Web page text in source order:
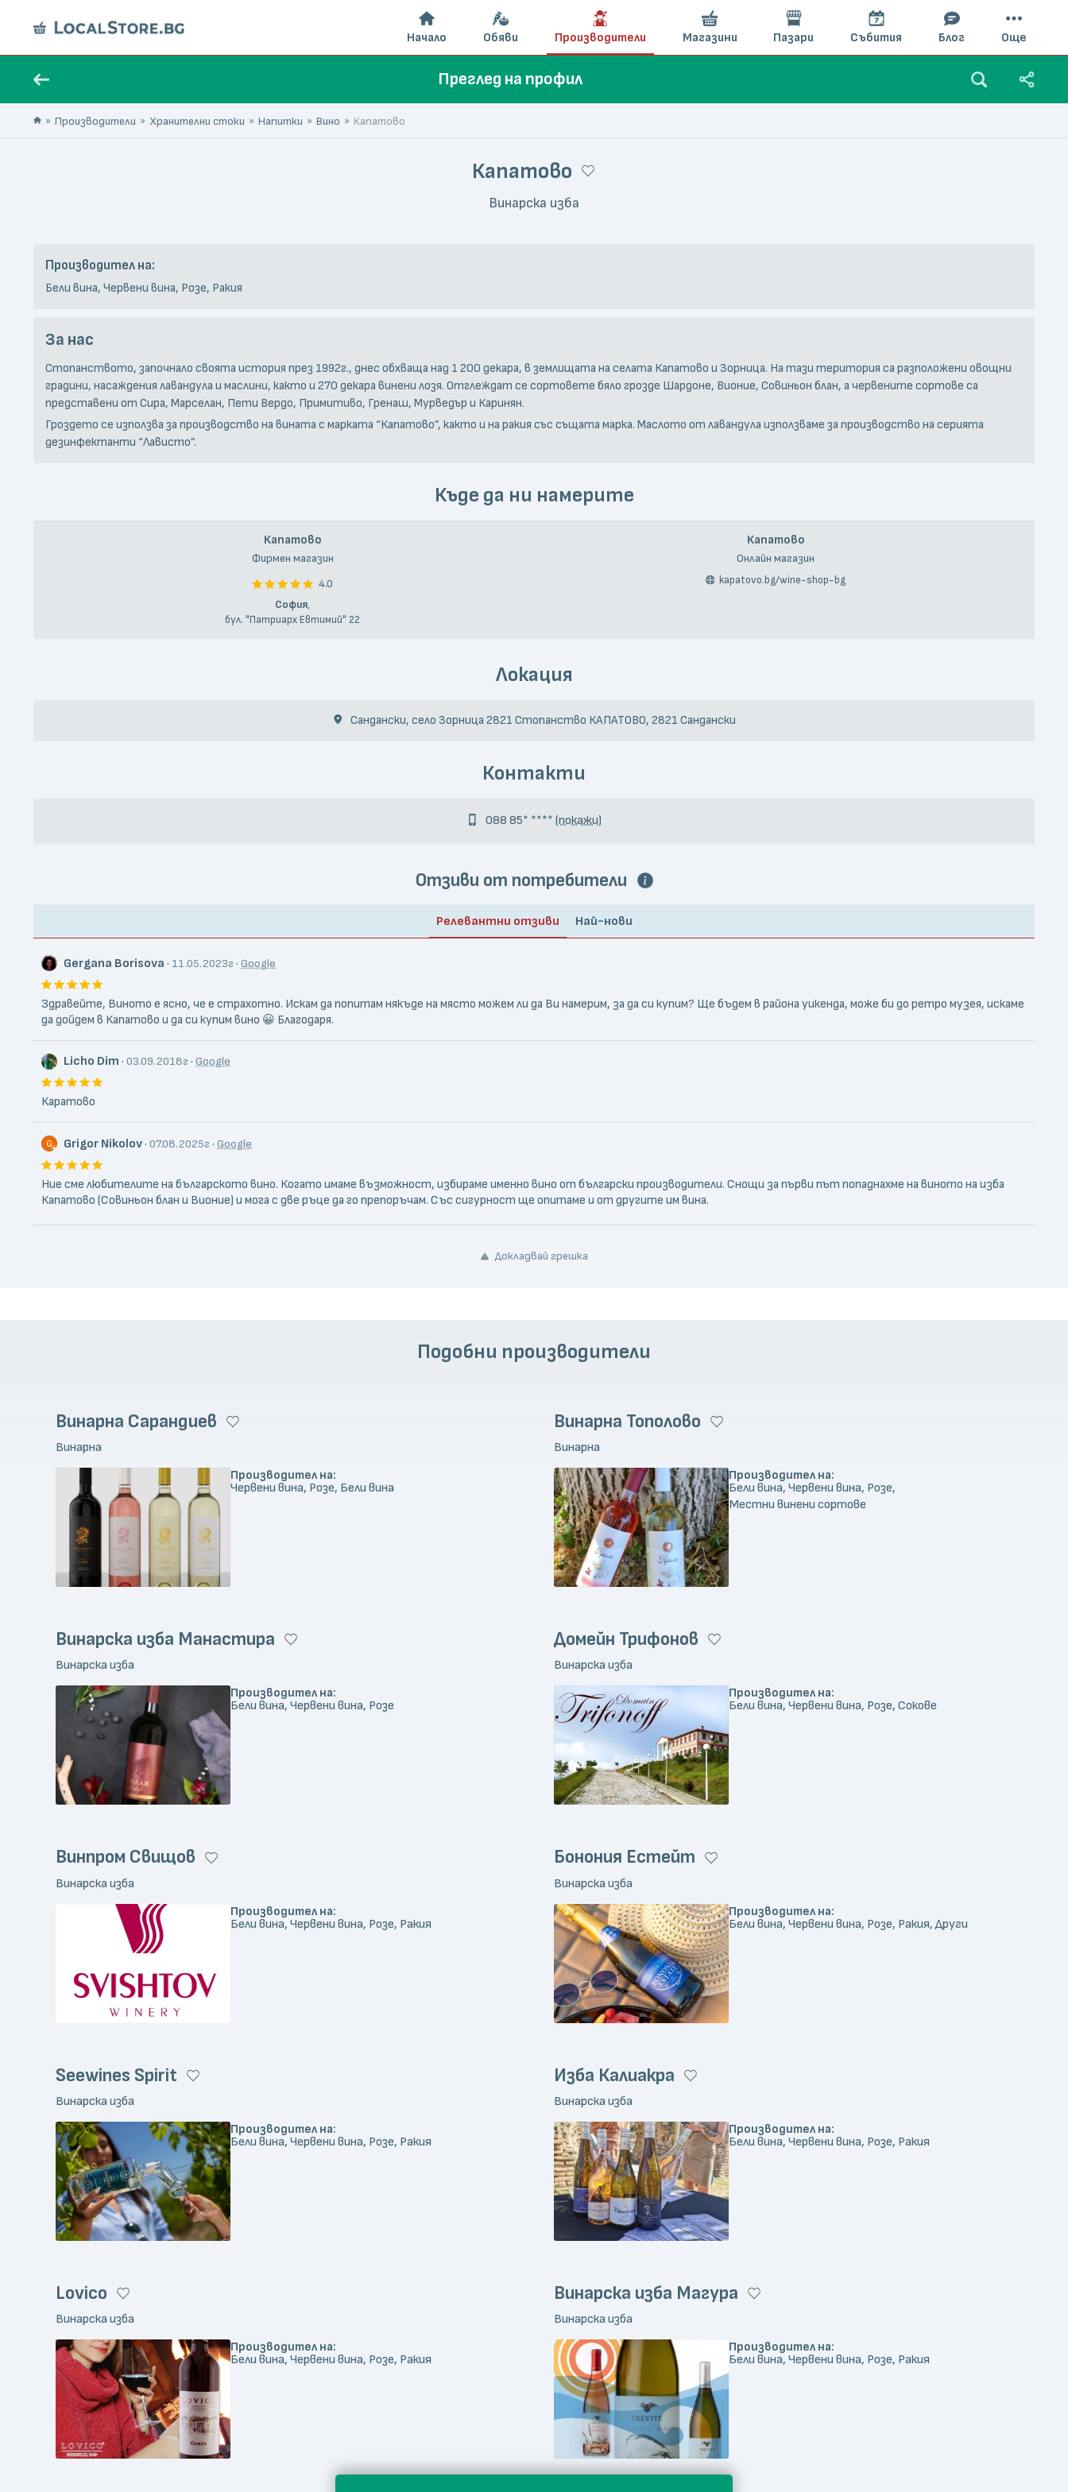
Преглед на профил
Производители Хранителни стоки Напитки Вино Капатово
Капатово
Винарска изба
Производител на:
Бели вина, Червени вина, Розе, Ракия
За нас
Стопанството, започнало своята история през 1992г., днес обхваща над 1 200 декара, в землищата на селата Капатово и Зорница. На тази територия са разположени овощни
градини, насаждения лавандула и маслини, както и 270 декара винени лозя. Отглеждат се сортовете бяло грозде Шардоне, Вионие, Совиньон блан, а червените сортове са
представени от Сира, Марселан, Пети Вердо, Примитиво, Гренаш, Мурведър и Каринян.
Гроздето се използва за производство на вината с марката “Капатово”, както и на ракия със същата марка. Маслото от лавандула използваме за производство на серията
дезинфектанти “Лависто”.
Къде да ни намерите
Капатово
Фирмен магазин
4.0
София,
бул. "Патриарх Евтимий" 22
Капатово
Онлайн магазин
kapatovo.bg/wine-shop-bg
Локация
Сандански, село Зорница 2821 Стопанство КАПАТОВО, 2821 Сандански
Контакти
088 85* **** (покажи)
Отзиви от потребители
Релевантни отзиви Най-нови
Gergana Borisova · 11.05.2023г · Google
Здравейте, Виното е ясно, че е страхотно. Искам да попитам някъде на място можем ли да Ви намерим, за да си купим? Ще бъдем в района уикенда, може би до ретро музея, искаме
да дойдем в Капатово и да си купим вино 😀 Благодаря.
Licho Dim · 03.09.2018г · Google
Каратово
Grigor Nikolov· 07.08.2025г · Google
Ние сме любителите на българското вино. Когато имаме възможност, избираме именно вино от български производители. Снощи за първи път попаднахме на виното на изба
Капатово (Совиньон блан и Вионие) и мога с две ръце да го препоръчам. Със сигурност ще опитаме и от другите им вина.
Докладвай грешка
Подобни производители
Винарна Сарандиев
Винарна
Производител на:
Червени вина, Розе, Бели вина
Винарна Тополово
Винарна
Производител на:
Бели вина, Червени вина, Розе,
Местни винени сортове
Винарска изба Манастира
Винарска изба
Производител на:
Бели вина, Червени вина, Розе
Домейн Трифонов
Винарска изба
Производител на:
Бели вина, Червени вина, Розе, Сокове
Винпром Свищов
Винарска изба
Производител на:
Бели вина, Червени вина, Розе, Ракия
Бонония Естейт
Винарска изба
Производител на:
Бели вина, Червени вина, Розе, Ракия, Други
Seewines Spirit
Винарска изба
Производител на:
Бели вина, Червени вина, Розе, Ракия
Изба Калиакра
Винарска изба
Производител на:
Бели вина, Червени вина, Розе, Ракия
Lovico
Винарска изба
Производител на:
Бели вина, Червени вина, Розе, Ракия
Винарска изба Магура
Винарска изба
Производител на:
Бели вина, Червени вина, Розе, Ракия
Начало Обяви Производители Магазини Пазари Събития Блог Още